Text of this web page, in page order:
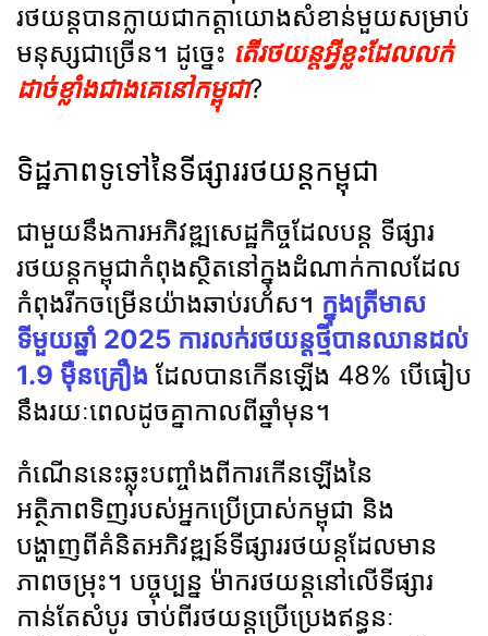
រថយន្តបានក្លាយជាកត្តាយោងសំខាន់មួយសម្រាប់
មនុស្សជាច្រើន។ ដូច្នេះ តើរថយន្តអ្វីខ្លះដែលលក់
ដាច់ខ្លាំងជាងគេនៅកម្ពុជា?
ទិដ្ឋភាពទូទៅនៃទីផ្សាររថយន្តកម្ពុជា
ជាមួយនឹងការអភិវឌ្ឍសេដ្ឋកិច្ចដែលបន្ត ទីផ្សារ
រថយន្តកម្ពុជាកំពុងស្ថិតនៅក្នុងដំណាក់កាលដែល
កំពុងរីកចម្រើនយ៉ាងឆាប់រហ័ស។ ក្នុងត្រីមាស
ទីមួយឆ្នាំ 2025 ការលក់រថយន្តថ្មីបានឈានដល់
1.9 ម៉ឺនគ្រឿង ដែលបានកើនឡើង 48% បើធៀប
នឹងរយៈពេលដូចគ្នាកាលពីឆ្នាំមុន។
កំណើននេះឆ្លុះបញ្ចាំងពីការកើនឡើងនៃ
អត្ថិភាពទិញរបស់អ្នកប្រើប្រាស់កម្ពុជា និង
បង្ហាញពីគំនិតអភិវឌ្ឍន៍ទីផ្សាររថយន្តដែលមាន
ភាពចម្រុះ។ បច្ចុប្បន្ន ម៉ាករថយន្តនៅលើទីផ្សារ
កាន់តែសំបូរ ចាប់ពីរថយន្តប្រើប្រេងឥន្ធនៈ